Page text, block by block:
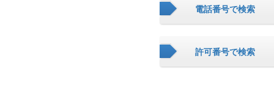
電話番号で検索
許可番号で検索